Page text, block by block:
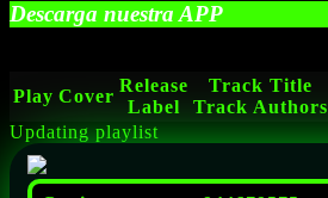
Descarga nuestra APP
Play Cover
Release
Label
Track Title
Track Authors
Updating playlist